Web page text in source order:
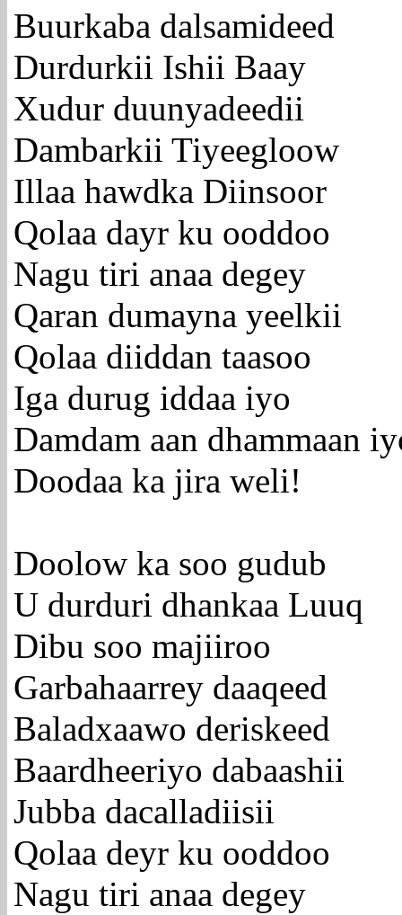
Buurkaba dalsamideed
Durdurkii Ishii Baay
Xudur duunyadeedii
Dambarkii Tiyeegloow
Illaa hawdka Diinsoor
Qolaa dayr ku ooddoo
Nagu tiri anaa degey
Qaran dumayna yeelkii
Qolaa diiddan taasoo
Iga durug iddaa iyo
Damdam aan dhammaan
Doodaa ka jira weli!
Doolow ka soo gudub
U durduri dhankaa Luuq
Dibu soo majiiroo
Garbahaarrey daaqeed
Baladxaawo deriskeed
Baardheeriyo dabaashii
Jubba dacalladiisii
Qolaa deyr ku ooddoo
Nagu tiri anaa degey